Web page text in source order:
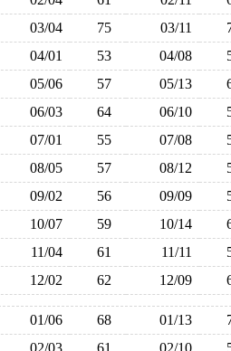
03/04 75 03/11
04/01 53 04/08
05/06 57 05/13
06/03 64 06/10
07/01 55 07/08
08/05 57 08/12
09/02 56 09/09
10/07 59 10/14
11/04 61 11/11
12/02 62 12/09
01/06 68 01/13
02/03 61 02/10